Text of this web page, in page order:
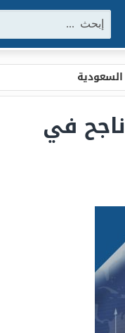
البحث:
، أحسن 25 مشروع ناجح في